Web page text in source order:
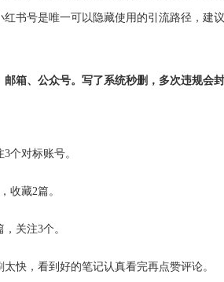
书号是唯一可以隐藏使用的引流路径，建
箱、公众号。写了系统秒删，多次违规会封
个对标账号。
收藏2篇。
关注3个。
快，看到好的笔记认真看完再点赞评论。